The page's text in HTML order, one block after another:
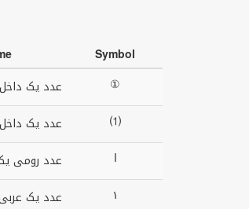
Symbol
①
عدد یک
⑴ عدد یک داخل
ⅼ عدد رومی
١ عدد یک